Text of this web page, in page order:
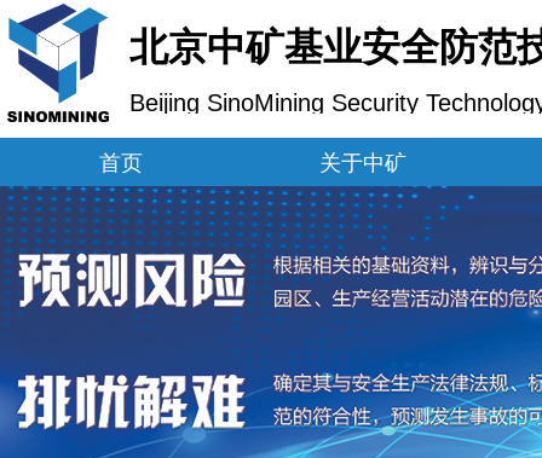
首页 关于中矿
北京中矿基业安全防范
Beijing SinoMining Security